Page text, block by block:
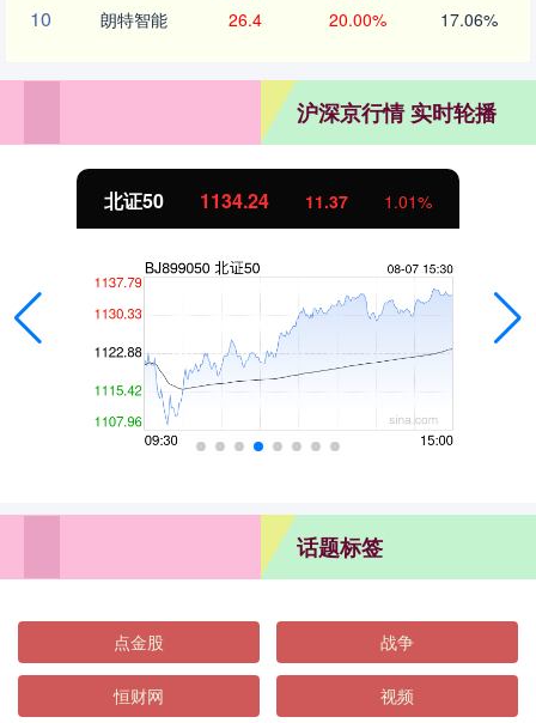
10 朗特智能 26.4 20.00% 17.06%
沪深京行情 实时轮播
北证50 1134.24 11.37 1.01%
话题标签
点金股 战争
恒财网 视频